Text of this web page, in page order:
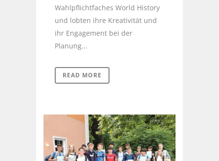
Wahlpflichtfaches World History
und lobten ihre Kreativität und
ihr Engagement bei der
Planung...
READ MORE